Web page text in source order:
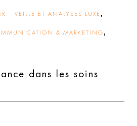
– VEILLE ET ANALYSES LUXE ,
& MARKETING,
dans les soins